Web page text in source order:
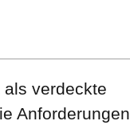
verdeckte
Anforderungen